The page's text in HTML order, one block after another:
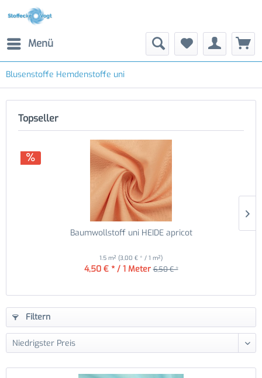
Menü
Blusenstoffe Hemdenstoffe uni
Topseller
Baumwollstoff uni HEIDE apricot
1.5 m² (3,00 € * / 1 m²)
4,50 € * / 1 Meter 6,50 € *
Filtern